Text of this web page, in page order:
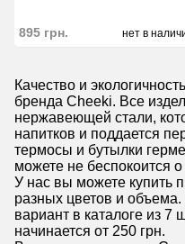
895 грн. нет в
Качество и
бренда Cheeki. Все
нержавеющей стали,
напитков и поддается
термосы и бутылки
можете не беспокоится
У нас вы можете купить
разных цветов и
вариант в каталоге из 7
начинается от 250 грн.